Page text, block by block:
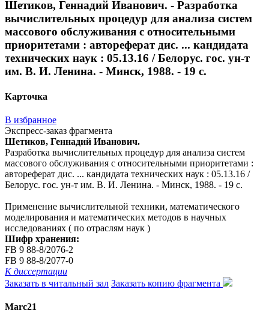
Шетиков, Геннадий Иванович. - Разработка
вычислительных процедур для анализа систем
массового обслуживания с относительными
приоритетами : автореферат дис. ... кандидата
технических наук : 05.13.16 / Белорус. гос. ун-т
им. В. И. Ленина. - Минск, 1988. - 19 с.
Карточка
В избранное
Экспресс-заказ фрагмента
Шетиков, Геннадий Иванович.
Разработка вычислительных процедур для анализа систем
массового обслуживания с относительными приоритетами :
автореферат дис. ... кандидата технических наук : 05.13.16 /
Белорус. гос. ун-т им. В. И. Ленина. - Минск, 1988. - 19 с.
Применение вычислительной техники, математического
моделирования и математических методов в научных
исследованиях ( по отраслям наук )
Шифр хранения:
FB 9 88-8/2076-2
FB 9 88-8/2077-0
К диссертации
Заказать в читальный зал Заказать копию фрагмента
Marc21